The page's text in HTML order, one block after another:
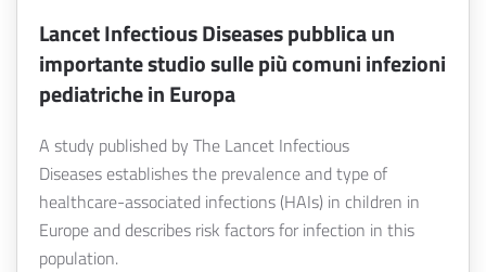
Lancet Infectious Diseases pubblica un
importante studio sulle più comuni infezioni
pediatriche in Europa
A study published by The Lancet Infectious
Diseases establishes the prevalence and type of
healthcare-associated infections (HAIs) in children in
Europe and describes risk factors for infection in this
population.